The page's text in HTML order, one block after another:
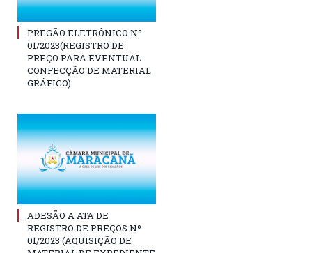
PREGÃO ELETRÔNICO Nº
01/2023(REGISTRO DE
PREÇO PARA EVENTUAL
CONFECÇÃO DE MATERIAL
GRÁFICO)
ADESÃO A ATA DE
REGISTRO DE PREÇOS Nº
01/2023 (AQUISIÇÃO DE